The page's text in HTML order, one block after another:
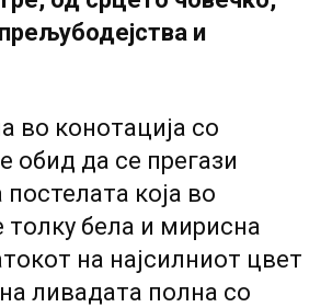
и
во конотација со
обид да се прегази
која во
толку бела и мирисна
на најсилниот цвет
ливадата полна со